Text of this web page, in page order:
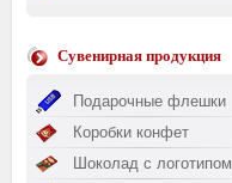
Сувенирная продукция
Подарочные флешки
Коробки конфет
Шоколад с логотипом